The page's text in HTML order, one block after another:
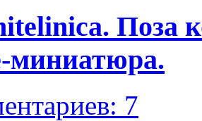
Поза
миниатюра.
7